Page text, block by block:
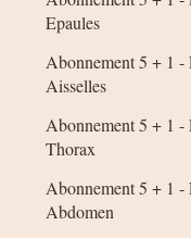
Epaules
Abonnement 5 + 1
Aisselles
Abonnement 5 + 1
Thorax
Abonnement 5 + 1
Abdomen